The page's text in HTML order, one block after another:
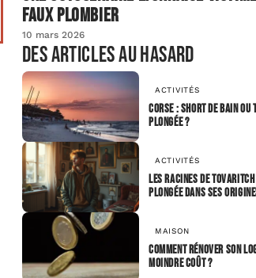
faux plombier
10 mars 2026
Des articles au hasard
ACTIVITÉS
Corse : short de bain ou
plongée ?
ACTIVITÉS
Les racines de
plongée dans ses
MAISON
Comment rénover son
moindre coût ?